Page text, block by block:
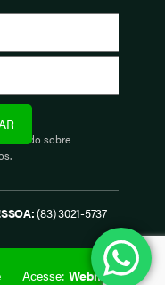
sobre
(83) 3021-5737
Acesse: Webmail